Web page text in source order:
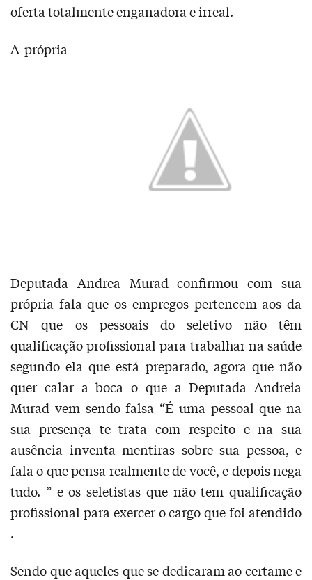
oferta totalmente enganadora e irreal.
A própria
Deputada Andrea Murad confirmou com sua
própria fala que os empregos pertencem aos da
CN que os pessoais do seletivo não têm
qualificação profissional para trabalhar na saúde
segundo ela que está preparado, agora que não
quer calar a boca o que a Deputada Andreia
Murad vem sendo falsa “É uma pessoal que na
sua presença te trata com respeito e na sua
ausência inventa mentiras sobre sua pessoa, e
fala o que pensa realmente de você, e depois nega
tudo. ” e os seletistas que não tem qualificação
profissional para exercer o cargo que foi atendido
.
Sendo que aqueles que se dedicaram ao certame e